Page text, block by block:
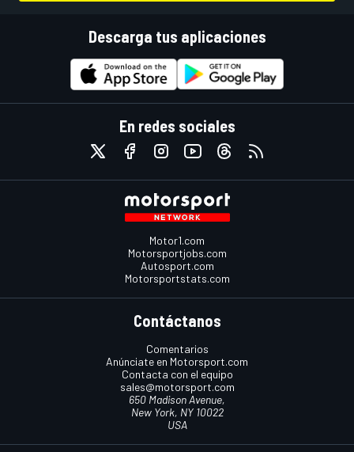
Descarga tus aplicaciones
En redes sociales
Motor1.com
Motorsportjobs.com
Autosport.com
Motorsportstats.com
Contáctanos
Comentarios
Anúnciate en Motorsport.com
Contacta con el equipo
sales@motorsport.com
650 Madison Avenue,
New York, NY 10022
USA